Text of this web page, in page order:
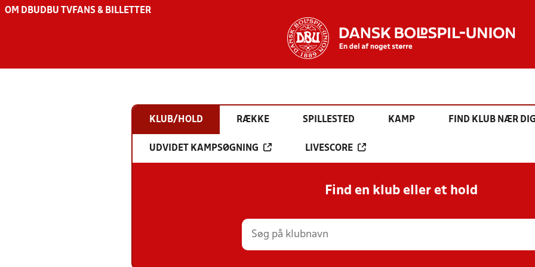
OM DBU DBU TV FANS & BILLETTER
KLUB/HOLD RÆKKE SPILLESTED KAMP FIND KLUB NÆR
UDVIDET KAMPSØGNING LIVESCORE
Find en klub eller et hold